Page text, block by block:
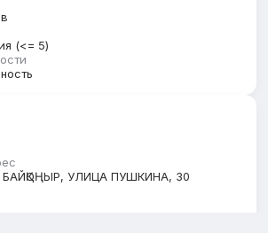
(<= 5)
УЛИЦА ПУШКИНА, 30